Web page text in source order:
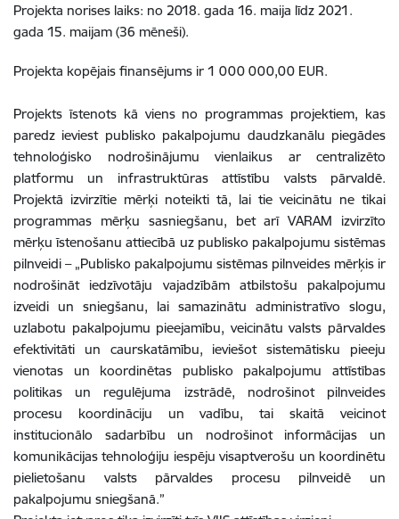
Projekta norises laiks: no 2018. gada 16. maija līdz 2021.
gada 15. maijam (36 mēneši).
Projekta kopējais finansējums ir 1 000 000,00 EUR.
Projekts īstenots kā viens no programmas projektiem, kas
paredz ieviest publisko pakalpojumu daudzkanālu piegādes
tehnoloģisko nodrošinājumu vienlaikus ar centralizēto
platformu un infrastruktūras attīstību valsts pārvaldē.
Projektā izvirzītie mērķi noteikti tā, lai tie veicinātu ne tikai
programmas mērķu sasniegšanu, bet arī VARAM izvirzīto
mērķu īstenošanu attiecībā uz publisko pakalpojumu sistēmas
pilnveidi – „Publisko pakalpojumu sistēmas pilnveides mērķis ir
nodrošināt iedzīvotāju vajadzībām atbilstošu pakalpojumu
izveidi un sniegšanu, lai samazinātu administratīvo slogu,
uzlabotu pakalpojumu pieejamību, veicinātu valsts pārvaldes
efektivitāti un caurskatāmību, ieviešot sistemātisku pieeju
vienotas un koordinētas publisko pakalpojumu attīstības
politikas un regulējuma izstrādē, nodrošinot pilnveides
procesu koordināciju un vadību, tai skaitā veicinot
institucionālo sadarbību un nodrošinot informācijas un
komunikācijas tehnoloģiju iespēju visaptverošu un koordinētu
pielietošanu valsts pārvaldes procesu pilnveidē un
pakalpojumu sniegšanā.”